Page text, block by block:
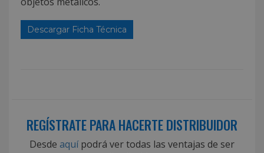
Descargar Ficha Técnica
REGÍSTRATE PARA HACERTE DISTRIBUIDOR
Desde aquípodrá ver todas las ventajas de ser